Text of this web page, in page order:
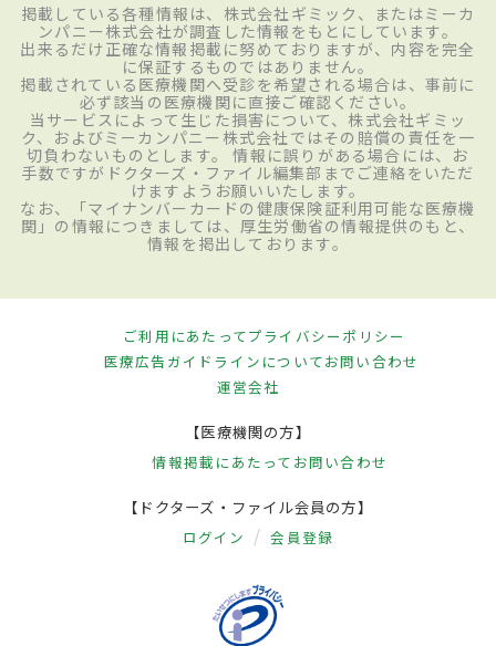
掲載している各種情報は、株式会社ギミック、またはミーカ
ンパニー株式会社が調査した情報をもとにしています。
出来るだけ正確な情報掲載に努めておりますが、内容を完全
に保証するものではありません。
掲載されている医療機関へ受診を希望される場合は、事前に
必ず該当の医療機関に直接ご確認ください。
当サービスによって生じた損害について、株式会社ギミッ
ク、およびミーカンパニー株式会社ではその賠償の責任を一
切負わないものとします。 情報に誤りがある場合には、お
手数ですがドクターズ・ファイル編集部までご連絡をいただ
けますようお願いいたします。
なお、「マイナンバーカードの健康保険証利用可能な医療機
関」の情報につきましては、厚生労働省の情報提供のもと、
情報を掲出しております。
ご利用にあたってプライバシーポリシー
医療広告ガイドラインについてお問い合わせ
運営会社
【医療機関の方】
情報掲載にあたって お問い合わせ
【ドクターズ・ファイル会員の方】
ログイン 会員登録